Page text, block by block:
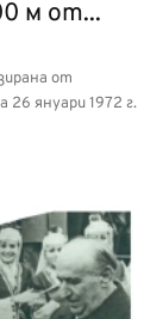
м от...
от
26 януари 1972 г.